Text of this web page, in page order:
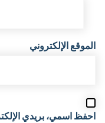
الموقع الإلكتروني
احفظ اسمي، بريدي